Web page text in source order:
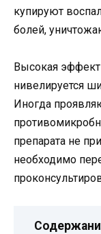
купируют
болей,
Высокая
нивелируется
Иногда
препарата не
необходимо